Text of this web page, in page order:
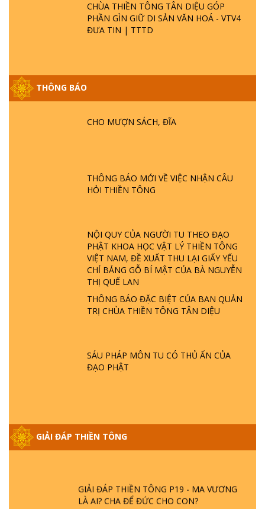
CHÙA THIỀN TÔNG TÂN DIỆU GÓP
PHẦN GÌN GIỮ DI SẢN VĂN HOÁ - VTV4
ĐƯA TIN | TTTD
THÔNG BÁO
CHO MƯỢN SÁCH, ĐĨA
THÔNG BÁO MỚI VỀ VIỆC NHẬN CÂU
HỎI THIỀN TÔNG
NỘI QUY CỦA NGƯỜI TU THEO ĐẠO
PHẬT KHOA HỌC VẬT LÝ THIỀN TÔNG
VIỆT NAM, ĐỀ XUẤT THU LẠI GIẤY YẾU
CHỈ BẢNG GỖ BÍ MẬT CỦA BÀ NGUYỄN
THỊ QUẾ LAN
THÔNG BÁO ĐẶC BIỆT CỦA BAN QUẢN
TRỊ CHÙA THIỀN TÔNG TÂN DIỆU
SÁU PHÁP MÔN TU CÓ THỦ ẤN CỦA
ĐẠO PHẬT
GIẢI ĐÁP THIỀN TÔNG
GIẢI ĐÁP ĐẶC BIỆT P25 - SUỐT 49 NĂM
PHẬT KHÔNG NÓI? HỘI LONG HOA LÀ
TTTD
GIẢI ĐÁP THIỀN TÔNG ĐẶC BIỆT P22 - TẠI
SAO TRÁI ĐẤT NHIỀU THIÊN TAI - LŨ LỤT
- HỎA HOẠN | TTTD
GIẢI ĐÁP THIỀN TÔNG ĐẶC BIỆT P21 - TẠI
GIẢI ĐÁP VỀ LỄ TIỄN THIỀN TÔNG SƯ
GIẢI ĐÁP THIỀN TÔNG ĐẶC BIỆT PHẦN 20
- BÁC NGUYỄN NHÂN LÀ AI? PHIỀN NÃO
DO ĐÂU MÀ CÓ?
GIẢI ĐÁP THIỀN TÔNG P19 - MA VƯƠNG
LÀ AI? CHA ĐỂ ĐỨC CHO CON?